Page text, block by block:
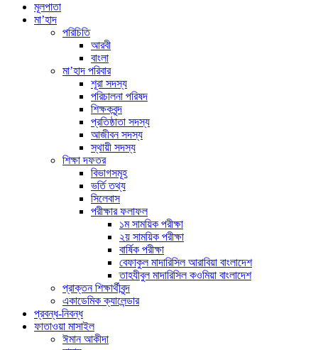
মূলপাতা
মা’হাদ
পরিচিতি
আরবী
বাংলা
মা’হাদ পরিবার
শূরা সদস্য
পরিচালনা পরিষদ
শিক্ষকবৃন্দ
প্রতিষ্ঠাতা সদস্য
আজীবন সদস্য
স্থায়ী সদস্য
শিক্ষা দফতর
বিভাগসমূহ
ভর্তি তথ্য
সিলেবাস
পরীক্ষার ফলাফল
১ম সাময়িক পরীক্ষা
২য় সাময়িক পরীক্ষা
বার্ষিক পরীক্ষা
বেফাকুল মাদারিসিল আরাবিয়া বাংলাদেশ
তাহযীবুল মাদারিসিল কওমিয়া বাংলাদেশ
প্রাক্তন শিক্ষার্থীবৃন্দ
একাডেমিক ক্যালেন্ডার
প্রবন্ধ-নিবন্ধ
ফাতাওয়া মাসাইল
ঈমান আকীদা